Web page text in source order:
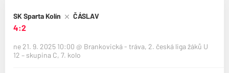
SK Sparta Kolín ČÁSLAV
4:2
ne 21. 9. 2025 10:00 @ Brankovická - tráva, 2. česká liga žáků U
12 – skupina C, 7. kolo